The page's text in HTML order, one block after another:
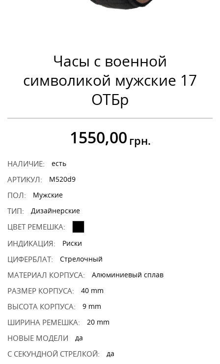
Часы с военной
символикой мужские 17
ОТБр
1550,00 грн.
НАЛИЧИЕ: есть
АРТИКУЛ: M520d9
ПОЛ: Мужские
ТИП: Дизайнерские
ЦВЕТ РЕМЕШКА:
ИНДИКАЦИЯ:
Риски
ЦИФЕРБЛАТ: Стрелочный
МАТЕРИАЛ КОРПУСА: Алюминиевый сплав
РАЗМЕР КОРПУСА: 40 mm
ВЫСОТА КОРПУСА: 9 mm
ШИРИНА РЕМЕШКА: 20 mm
НОВЫЕ МОДЕЛИ да
С СЕКУНДНОЙ СТРЕЛКОЙ: да